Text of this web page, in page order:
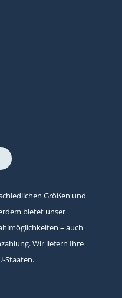
Größen und
bietet unser
– auch
Wir liefern Ihre
Staaten.